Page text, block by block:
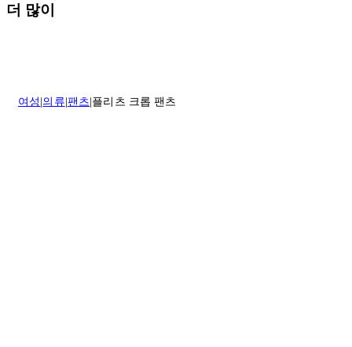
더 많이
여성 의류 팬츠 플리츠 크롭 팬츠